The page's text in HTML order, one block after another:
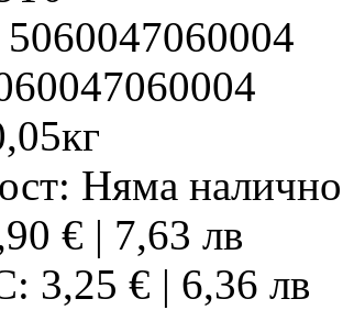
5060047060004
Няма
€ | 7,63 лв
3,25 € | 6,36 лв